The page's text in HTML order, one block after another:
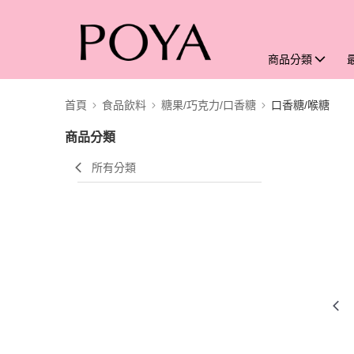
商品分類
首頁 食品飲料 糖果/巧克力/口香糖 口香糖/喉糖
商品分類
所有分類